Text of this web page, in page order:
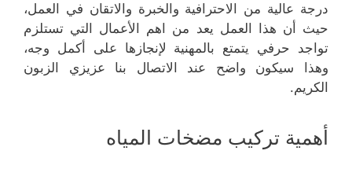
درجة عالية من الاحترافية والخبرة والاتقان في العمل،
حيث أن هذا العمل يعد من اهم الأعمال التي تستلزم
تواجد حرفي يتمتع بالمهنية لإنجازها على أكمل وجه،
وهذا سيكون واضح عند الاتصال بنا عزيزي الزبون
الكريم.
أهمية تركيب مضخات المياه